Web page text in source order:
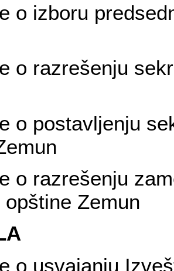
o izboru
o razrešenju
o postavljenju
o razrešenju
Zemun
o usvajanju